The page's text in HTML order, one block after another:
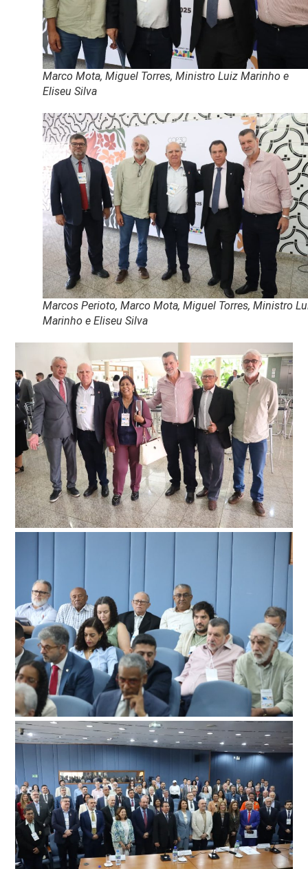
Marco Mota, Miguel Torres, Ministro Luiz Marinho e
Eliseu Silva
Marcos Perioto, Marco Mota, Miguel Torres, Ministro
Marinho e Eliseu Silva